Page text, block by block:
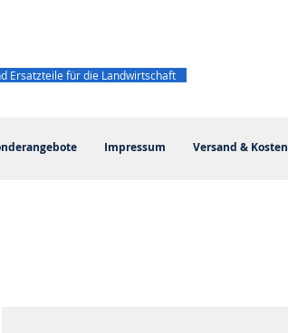
Impressum Versand & Kosten
Ersatzteile für die Landwirtschaft